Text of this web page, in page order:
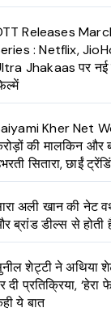
Releases
: Netflix,
Jhakaas पर नई
Kher Net
की मालकिन और
सितारा, छाईं
अली खान की नेट
ब्रांड डील्स से होती
शेट्टी ने अथिया
दी प्रतिक्रिया, ‘हेरा
ये बात